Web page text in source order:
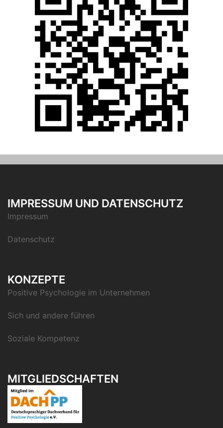
IMPRESSUM UND DATENSCHUTZ
Impressum
Datenschutz
KONZEPTE
Positive Psychologie im Unternehmen
Sich und andere führen
Soziale Kompetenz
MITGLIEDSCHAFTEN